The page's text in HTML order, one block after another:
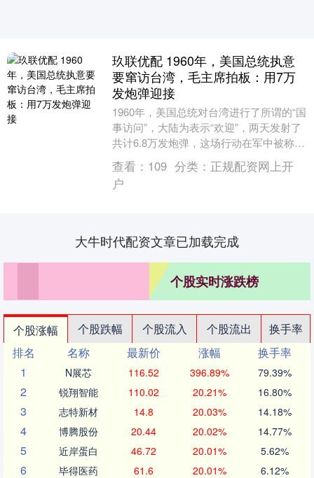
玖联优配 1960年，美国总统执意
要窜访台湾，毛主席拍板：用7万
发炮弹迎接
1960年，美国总统对台湾进行了所谓的“国
事访问”，大陆为表示“欢迎”，两天发射了
共计6.8万发炮弹，这场行动在军中被称
为“万炮齐轰迎送瘟神”。 “瘟神”为什么....
查看： 109 分类： 正规配资网上开
户
大牛时代配资文章已加载完成
个股实时涨跌榜
个股涨幅 个股跌幅 个股流入 个股流出
换手率
排名
名称 最新价 涨幅
换手率
1
N展芯 116.52 396.89% 79.39%
2 锐翔智能 110.02 20.21% 16.80%
3 志特新材 14.8 20.03% 14.18%
4 博腾股份 20.44 20.02% 14.77%
5 近岸蛋白 46.72 20.01% 5.62%
6 毕得医药 61.6 20.01% 6.12%